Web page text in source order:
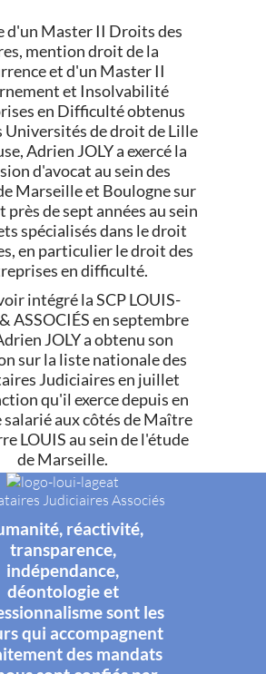
d'un Master II Droits des
mention droit de la
et d'un Master II
et Insolvabilité
en Difficulté obtenus
Universités de droit de Lille
Adrien JOLY a exercé la
d'avocat au sein des
Marseille et Boulogne sur
près de sept années au sein
spécialisés dans le droit
en particulier le droit des
en difficulté.
intégré la SCP LOUIS-
ASSOCIÉS en septembre
JOLY a obtenu son
sur la liste nationale des
Judiciaires en juillet
qu'il exerce depuis en
aux côtés de Maître
LOUIS au sein de l'étude
de Marseille.
Judiciaires Associés
réactivité,
transparence,
indépendance,
déontologie et
sont les
qui accompagnent
des mandats